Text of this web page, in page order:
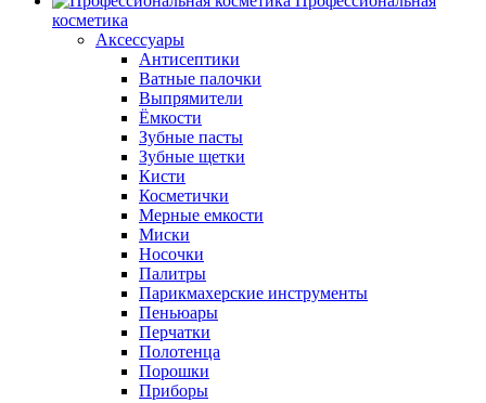
косметика
Аксессуары
Антисептики
Ватные палочки
Выпрямители
Ёмкости
Зубные пасты
Зубные щетки
Кисти
Косметички
Мерные емкости
Миски
Носочки
Палитры
Парикмахерские инструменты
Пеньюары
Перчатки
Полотенца
Порошки
Приборы